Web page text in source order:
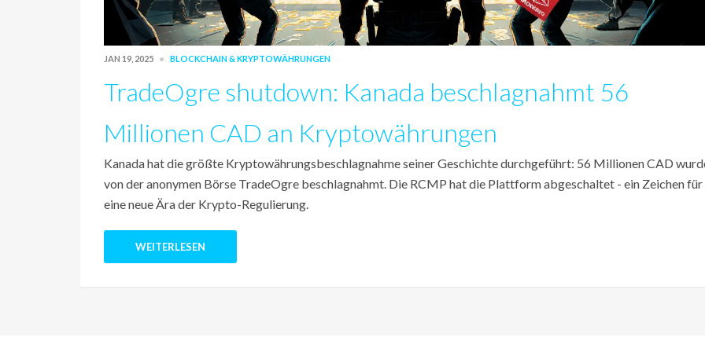
JAN 19, 2025 BLOCKCHAIN & KRYPTOWÄHRUNGEN
TradeOgre shutdown: Kanada beschlagnahmt 56
Millionen CAD an Kryptowährungen
Kanada hat die größte Kryptowährungsbeschlagnahme seiner Geschichte durchgeführt: 56 Millionen CAD
von der anonymen Börse TradeOgre beschlagnahmt. Die RCMP hat die Plattform abgeschaltet - ein Zeichen für
eine neue Ära der Krypto-Regulierung.
WEITERLESEN